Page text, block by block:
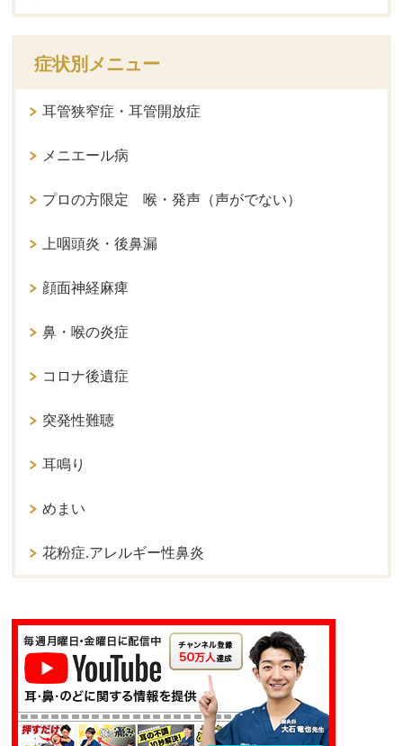
症状別メニュー
耳管狭窄症・耳管開放症
メニエール病
プロの方限定 喉・発声（声がでない）
上咽頭炎・後鼻漏
顔面神経麻痺
鼻・喉の炎症
コロナ後遺症
突発性難聴
耳鳴り
めまい
花粉症.アレルギー性鼻炎